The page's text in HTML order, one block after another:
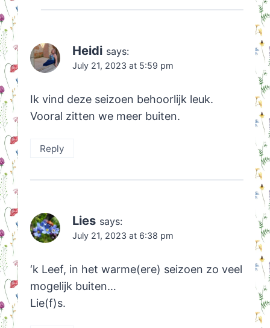
Heidi says:
July 21, 2023 at 5:59 pm
Ik vind deze seizoen behoorlijk leuk.
Vooral zitten we meer buiten.
Reply
Lies says:
July 21, 2023 at 6:38 pm
‘k Leef, in het warme(ere) seizoen zo veel
mogelijk buiten…
Lie(f)s.